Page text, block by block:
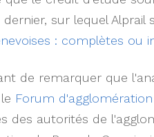
sur lequel Alprail
: complètes ou
de remarquer que
Forum
des autorités de